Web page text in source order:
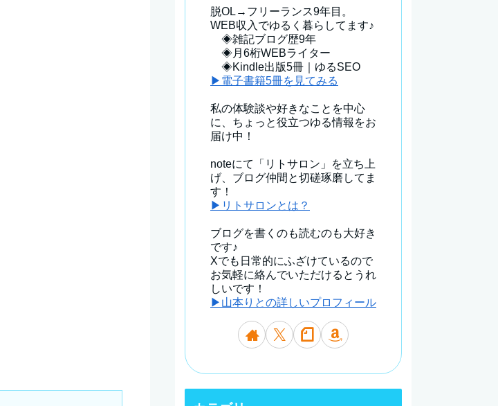
脱OL→フリーランス9年目。
WEB収入でゆるく暮らしてます♪
◈雑記ブログ歴9年
◈月6桁WEBライター
◈Kindle出版5冊｜ゆるSEO
▶電子書籍5冊を見てみる
私の体験談や好きなことを中心
に、ちょっと役立つゆる情報をお
届け中！
noteにて「リトサロン」を立ち上
げ、ブログ仲間と切磋琢磨してま
す！
▶リトサロンとは？
ブログを書くのも読むのも大好き
です♪
Xでも日常的にふざけているので
お気軽に絡んでいただけるとうれ
しいです！
▶山本りとの詳しいプロフィール